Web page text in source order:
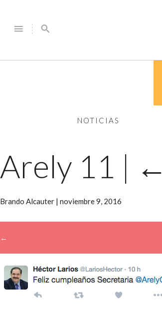
menu search
NOTICIAS
Arely 11 | ←
Brando Alcauter | noviembre 9, 2016
←
→